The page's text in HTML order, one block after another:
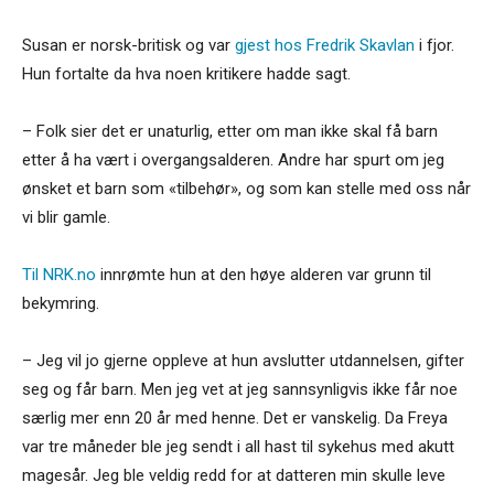
Susan er norsk-britisk og var gjest hos Fredrik Skavlan i fjor.
Hun fortalte da hva noen kritikere hadde sagt.
– Folk sier det er unaturlig, etter om man ikke skal få barn
etter å ha vært i overgangsalderen. Andre har spurt om jeg
ønsket et barn som «tilbehør», og som kan stelle med oss når
vi blir gamle.
Til NRK.no innrømte hun at den høye alderen var grunn til
bekymring.
– Jeg vil jo gjerne oppleve at hun avslutter utdannelsen, gifter
seg og får barn. Men jeg vet at jeg sannsynligvis ikke får noe
særlig mer enn 20 år med henne. Det er vanskelig. Da Freya
var tre måneder ble jeg sendt i all hast til sykehus med akutt
magesår. Jeg ble veldig redd for at datteren min skulle leve